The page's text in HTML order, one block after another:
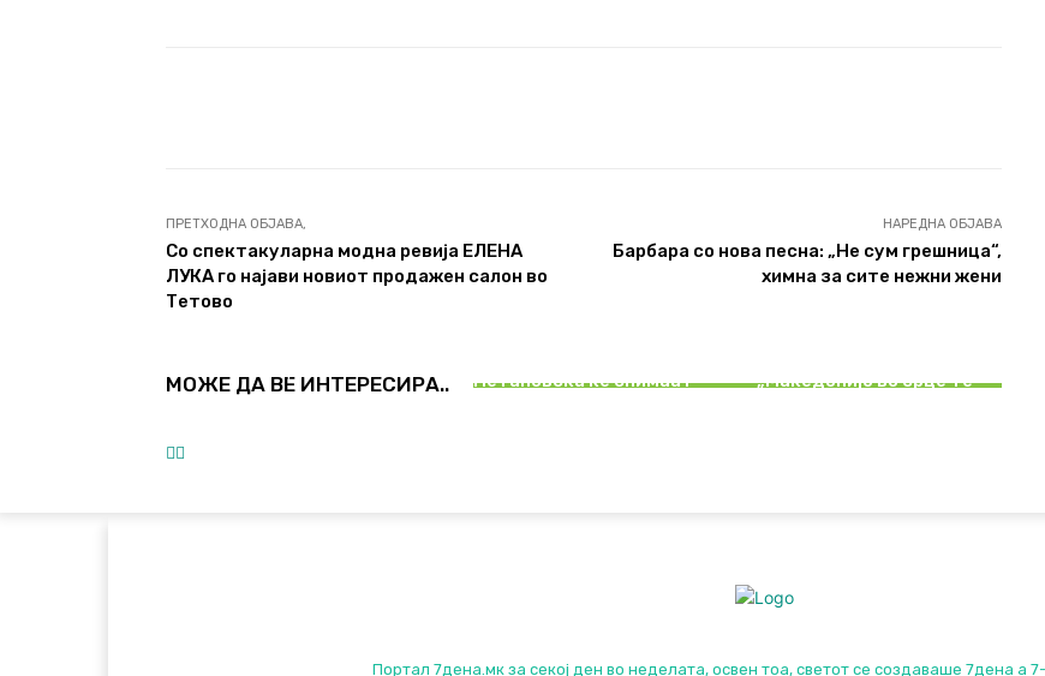
ПРЕТХОДНА ОБЈАВА,
Со спектакуларна модна ревија ЕЛЕНА
ЛУКА го најави новиот продажен салон во
Тетово
НАРЕДНА ОБЈАВА
Барбара со нова песна: „Не сум грешница“,
химна за сите нежни жени
МОЖЕ ДА ВЕ ИНТЕРЕСИРА..
Петановска ќе снимаат
„Македонијо во срце те
Портал 7дена.мк за секој ден во неделата, освен тоа, светот се создаваше 7дена а